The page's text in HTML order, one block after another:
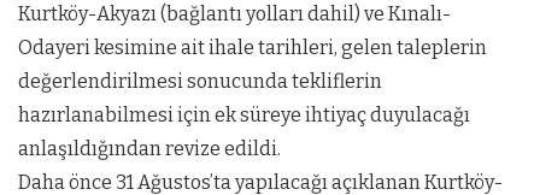
Kurtköy-Akyazı (bağlantı yolları dahil) ve Kınalı-
Odayeri kesimine ait ihale tarihleri, gelen taleplerin
değerlendirilmesi sonucunda tekliflerin
hazırlanabilmesi için ek süreye ihtiyaç duyulacağı
anlaşıldığından revize edildi.
Daha önce 31 Ağustos’ta yapılacağı açıklanan Kurtköy-